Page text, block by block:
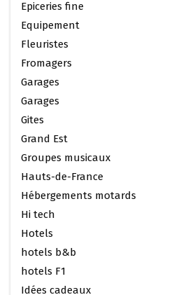
Epiceries fine
Equipement
Fleuristes
Fromagers
Garages
Garages
Gites
Grand Est
Groupes musicaux
Hauts-de-France
Hébergements motards
Hi tech
Hotels
hotels b&b
hotels F1
Idées cadeaux